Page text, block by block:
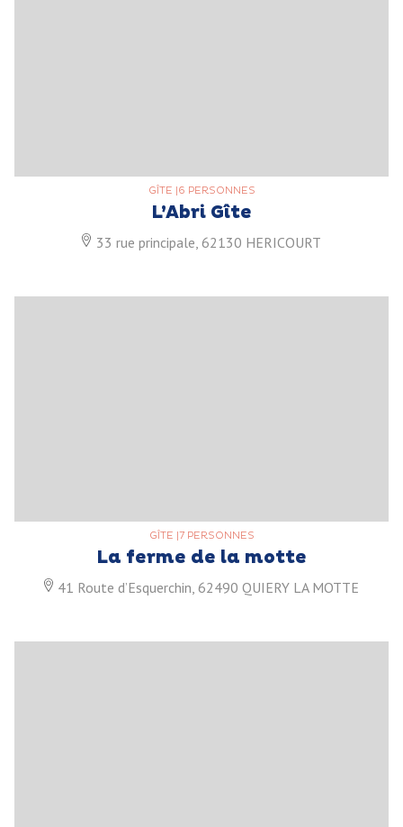
GÎTE 6 PERSONNES
L’Abri Gîte
33 rue principale, 62130 HERICOURT
GÎTE 7 PERSONNES
La ferme de la motte
41 Route d’Esquerchin, 62490 QUIERY LA MOTTE